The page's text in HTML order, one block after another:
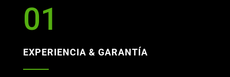
01
EXPERIENCIA & GARANTÍA